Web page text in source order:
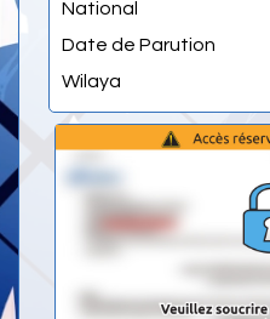
National
Date de Parution
Wilaya